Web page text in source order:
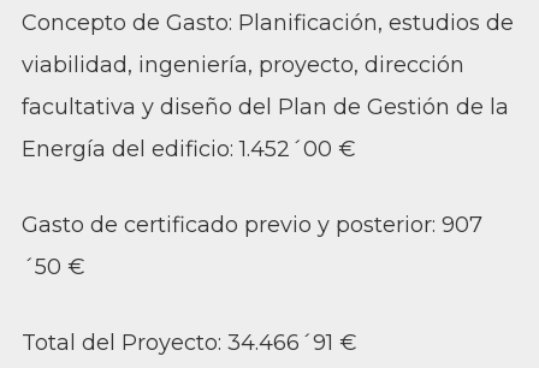
Concepto de Gasto: Planificación, estudios de
viabilidad, ingeniería, proyecto, dirección
facultativa y diseño del Plan de Gestión de la
Energía del edificio: 1.452´00 €
Gasto de certificado previo y posterior: 907
´50 €
Total del Proyecto: 34.466´91 €